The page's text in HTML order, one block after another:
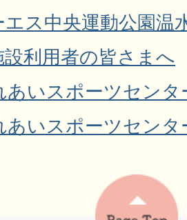
ス中央運動公園温
利用者の皆さまへ
あいスポーツセン
あいスポーツセンタ